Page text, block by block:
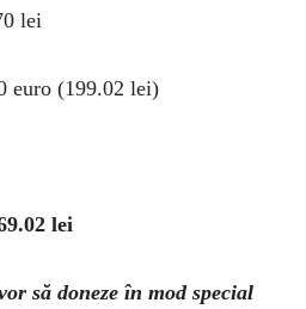
lei
euro (199.02 lei)
lei
să doneze în mod spe­cial